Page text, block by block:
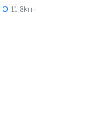
11,8km